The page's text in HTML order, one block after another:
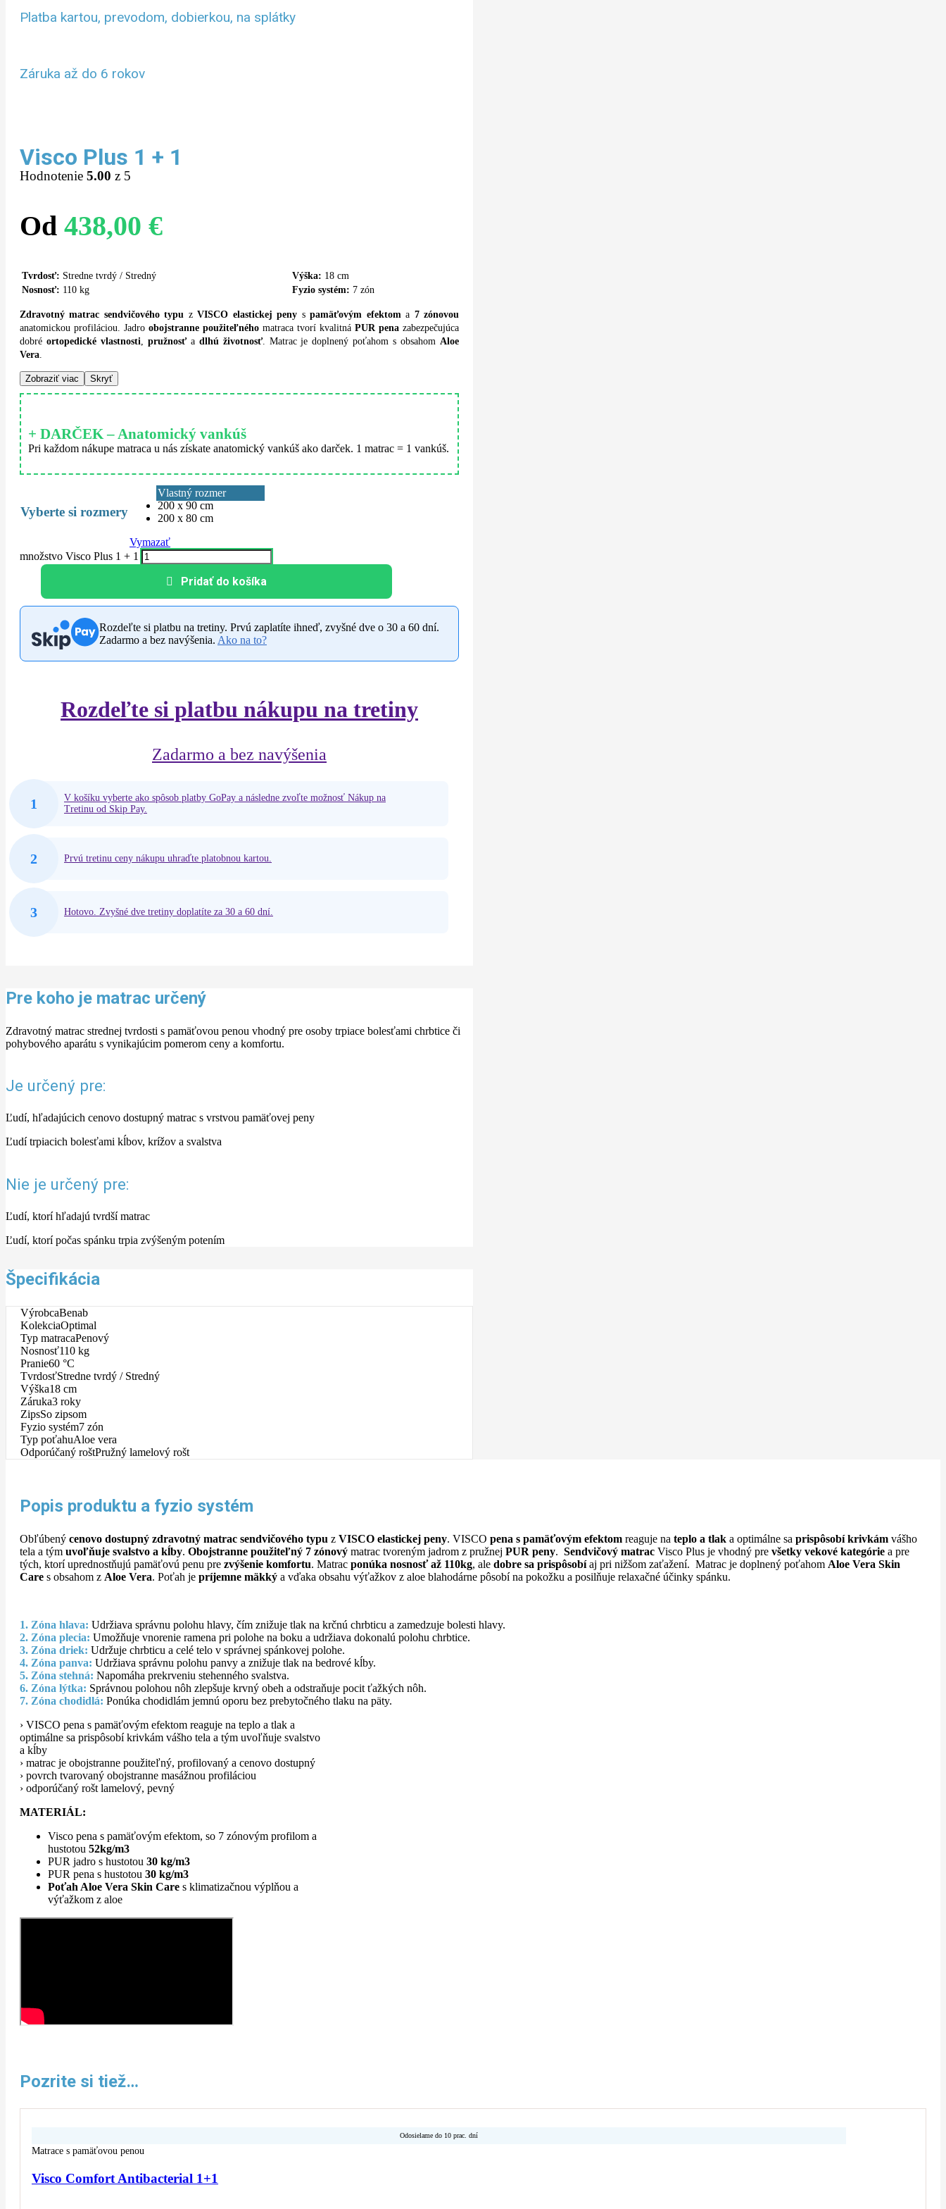
Platba kartou, prevodom, dobierkou, na splátky
Záruka až do 6 rokov
Visco Plus 1 + 1
Hodnotenie 5.00 z 5
Od 438,00 €
Tvrdosť: Stredne tvrdý / Stredný Výška: 18 cm
Nosnosť: 110 kg Fyzio systém: 7 zón
Zdravotný matrac sendvičového typu zVISCO elastickej peny spamäťovým efektom a 7 zónovou
anatomickou profiláciou. Jadro obojstranne použiteľného matraca tvorí kvalitná PUR pena zabezpečujúca
dobré ortopedické vlastnosti pružnosťa dlhú životnosť. Matrac je doplnený poťahom s obsahom Aloe
Vera
Zobraziť viac Skryť
+ DARČEK – Anatomický vankúš
Pri každom nákupe matraca u nás získate anatomický vankúš ako darček. 1 matrac = 1 vankúš.
rozmery
Vlastný rozmer
200 x 90 cm
200 x 80 cm
Vymazať
množstvo Visco Plus 1 + 1
Pridať do košíka
Rozdeľte si platbu na tretiny. Prvú zaplatíte ihneď, zvyšné dve o 30 a 60 dní.
Zadarmo a bez navýšenia. Ako na to?
Rozdeľte si platbu nákupu na tretiny
Zadarmo a bez navýšenia
1
V košíku vyberte ako spôsob platby GoPay a následne zvoľte možnosť Nákup na
Tretinu od Skip Pay.
2 Prvú tretinu ceny nákupu uhraďte platobnou kartou.
3 Hotovo. Zvyšné dve tretiny doplatíte za 30 a 60 dní.
Pre koho je matrac určený
Zdravotný matrac strednej tvrdosti s pamäťovou penou vhodný pre osoby trpiace bolesťami chrbtice či
pohybového aparátu s vynikajúcim pomerom ceny a komfortu.
Je určený pre:
Ľudí, hľadajúcich cenovo dostupný matrac s vrstvou pamäťovej peny
Ľudí trpiacich bolesťami kĺbov, krížov a svalstva
Nie je určený pre:
Ľudí, ktorí hľadajú tvrdší matrac
Ľudí, ktorí počas spánku trpia zvýšeným potením
Špecifikácia
VýrobcaBenab
KolekciaOptimal
Typ matracaPenový
Nosnosť110 kg
Pranie60 °C
TvrdosťStredne tvrdý / Stredný
Výška18 cm
Záruka3 roky
ZipsSo zipsom
Fyzio systém7 zón
Typ poťahuAloe vera
Odporúčaný roštPružný lamelový rošt
Popis produktu a fyzio systém
Obľúbený cenovo dostupný zdravotný matrac sendvičového typu z VISCO elastickej peny. VISCO pena s pamäťovým efektom reaguje na teplo a tlak a optimálne sa prispôsobí krivkám vášho
tela a tým uvoľňuje svalstvo a kĺby. Obojstranne použiteľný 7 zónový matrac tvoreným jadrom z pružnej PUR peny. Sendvičový matrac Visco Plus je vhodný pre všetky vekové kategórie a pre
tých, ktorí uprednostňujú pamäťovú penu pre zvýšenie komfortu. Matrac ponúka nosnosť až 110kg, ale dobre sa prispôsobíaj pri nižšom zaťažení. Matrac je doplnený poťahom Aloe Vera Skin
Care s obsahom z Aloe Vera. Poťah je príjemne mäkký a vďaka obsahu výťažkov z aloe blahodárne pôsobí na pokožku a posilňuje relaxačné účinky spánku.
1. Zóna hlava: Udržiava správnu polohu hlavy, čím znižuje tlak na krčnú chrbticu a zamedzuje bolesti hlavy.
2. Zóna plecia: Umožňuje vnorenie ramena pri polohe na boku a udržiava dokonalú polohu chrbtice.
3. Zóna driek: Udržuje chrbticu a celé telo v správnej spánkovej polohe.
4. Zóna panva: Udržiava správnu polohu panvy a znižuje tlak na bedrové kĺby.
5. Zóna stehná: Napomáha prekrveniu stehenného svalstva.
6. Zóna lýtka: Správnou polohou nôh zlepšuje krvný obeh a odstraňuje pocit ťažkých nôh.
7. Zóna chodidlá: Ponúka chodidlám jemnú oporu bez prebytočného tlaku na päty.
› VISCO pena s pamäťovým efektom reaguje na teplo a tlak a
optimálne sa prispôsobí krivkám vášho tela a tým uvoľňuje svalstvo
a kĺby
› matrac je obojstranne použiteľný, profilovaný a cenovo dostupný
› povrch tvarovaný obojstranne masážnou profiláciou
› odporúčaný rošt lamelový, pevný
MATERIÁL:
Visco pena s pamäťovým efektom, so 7 zónovým profilom a
hustotou 52kg/m3
PUR jadro s hustotou 30 kg/m3
PUR pena s hustotou 30 kg/m3
Poťah Aloe Vera Skin Care s klimatizačnou výplňou a
výťažkom z aloe
Pozrite si tiež…
Odosielame do 10 prac. dní
Matrace s pamäťovou penou
Visco Comfort Antibacterial 1+1